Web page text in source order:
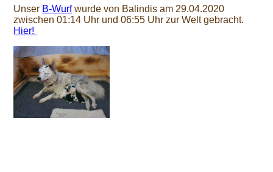
Unser B-Wurfwurde von Balindis am 29.04.2020
zwischen 01:14 Uhr und 06:55 Uhr zur Welt gebracht.
Hier!